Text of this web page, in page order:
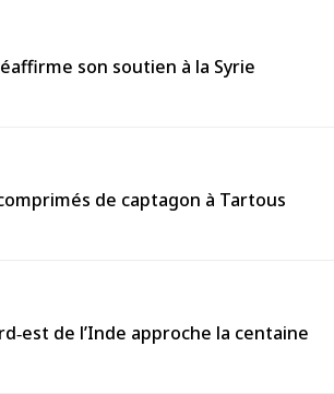
son soutien à la Syrie
de captagon à Tartous
de l’Inde approche la centaine